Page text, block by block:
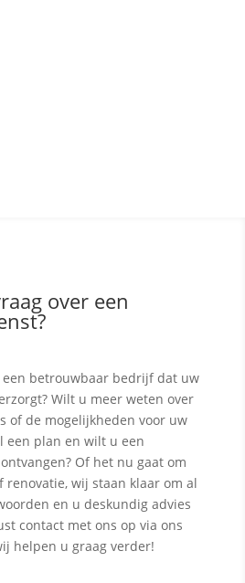
over een
een betrouwbaar bedrijf dat uw
Wilt u meer weten over
of de mogelijkheden voor uw
een plan en wilt u een
Of het nu gaat om
renovatie, wij staan klaar om al
en u deskundig advies
contact met ons op via ons
helpen u graag verder!